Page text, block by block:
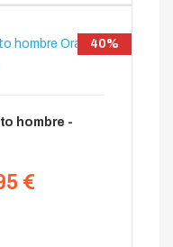
40%
hombre -
€